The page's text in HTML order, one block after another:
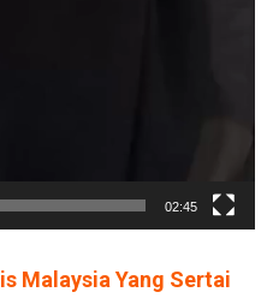
02:45
Malaysia Yang Sertai